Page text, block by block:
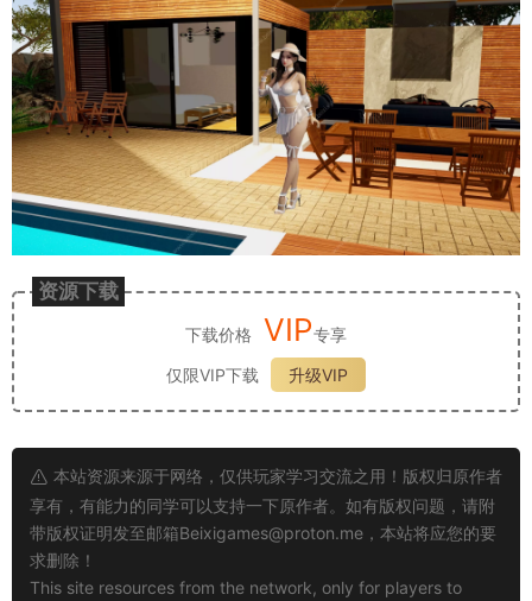
资源下载
下载价格 VIP专享
仅限VIP下载
升级VIP
本站资源来源于网络，仅供玩家学习交流之用！版权归原作者
享有，有能力的同学可以支持一下原作者。如有版权问题，请附
带版权证明发至邮箱Beixigames@proton.me ，本站将应您的要
求删除！
This site resources from the network, only for players to